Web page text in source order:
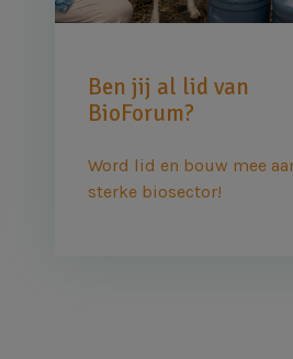
Ben jij al lid van
BioForum?
Word lid en bouw mee
sterke biosector!